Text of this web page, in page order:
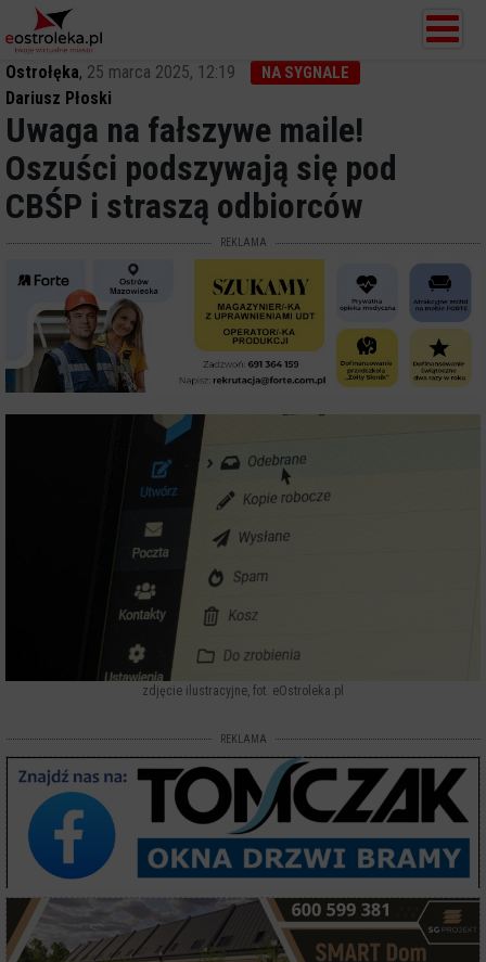
Ostrołęka, 25 marca 2025, 12:19 NA SYGNALE
Dariusz Płoski
Uwaga na fałszywe maile!
Oszuści podszywają się pod
CBŚP i straszą odbiorców
REKLAMA
zdjęcie ilustracyjne, fot. eOstroleka.pl
REKLAMA